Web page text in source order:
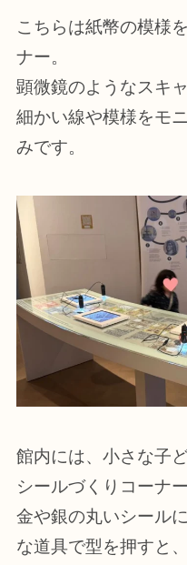
こちらは紙幣の模様
ナー。
顕微鏡のようなスキ
細かい線や模様をモ
みです。
館内には、小さな子
シールづくりコーナ
金や銀の丸いシール
な道具で型を押すと